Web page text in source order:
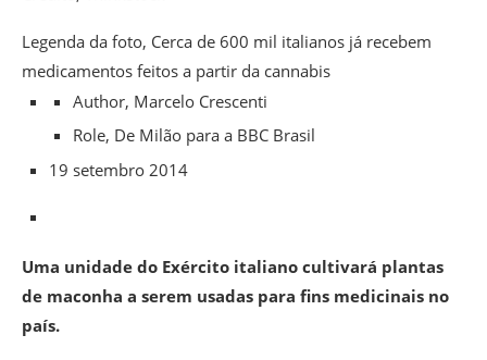
Legenda da foto, Cerca de 600 mil italianos já recebem
medicamentos feitos a partir da cannabis
Author, Marcelo Crescenti
Role, De Milão para a BBC Brasil
19 setembro 2014
Uma unidade do Exército italiano cultivará plantas
de maconha a serem usadas para fins medicinais no
país.